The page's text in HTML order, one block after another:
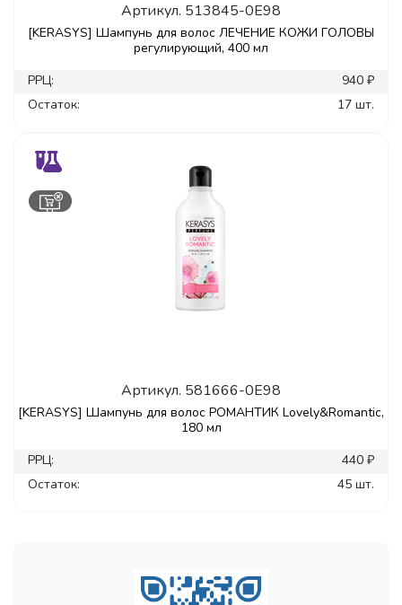
Артикул. 513845-0E98
[KERASYS] Шампунь для волос ЛЕЧЕНИЕ КОЖИ ГОЛОВЫ
регулирующий, 400 мл
РРЦ:
940 ₽
Остаток:
17 шт.
Артикул. 581666-0E98
[KERASYS] Шампунь для волос РОМАНТИК Lovely&Romantic,
180 мл
РРЦ:
440 ₽
Остаток:
45 шт.